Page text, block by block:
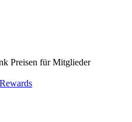
Preisen für Mitglieder